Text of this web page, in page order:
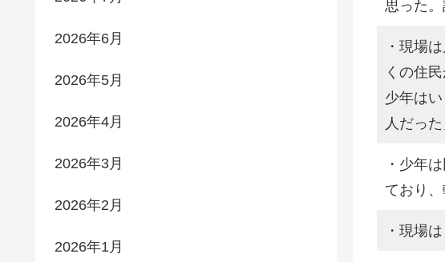
思った
・現場
くの住
少年は
人だっ
・少年
ており
・現場
2026年6月
2026年5月
2026年4月
2026年3月
2026年2月
2026年1月